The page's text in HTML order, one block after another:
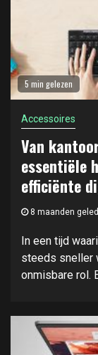
5 min gelezen
Accessoires
Van
essentiële
efficiënte
8 maanden
In een tijd
steeds sneller
onmisbare rol.